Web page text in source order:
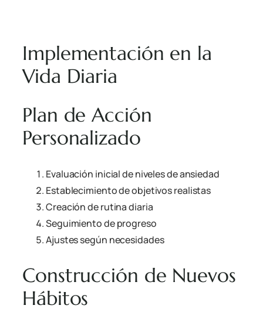
Implementación en la
Vida Diaria
Plan de Acción
Personalizado
Evaluación inicial de niveles de ansiedad
Establecimiento de objetivos realistas
Creación de rutina diaria
Seguimiento de progreso
Ajustes según necesidades
Construcción de Nuevos
Hábitos